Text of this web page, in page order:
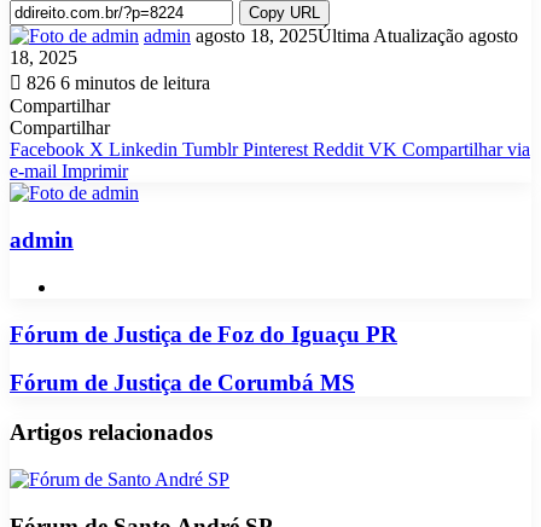
Copy URL
admin Mande
e-
agosto 18, 2025Última Atualização agosto
18, 2025
826 6 minutos de leitura
Compartilhar
Facebook
X
Linkedin
Tumblr
Pinterest
Reddit
VK
OK
Pocket
Skype
Messenger
Messenger
WhatsApp
Telegram
Viber
Line
Compartilhar
via
e-
mail
Imprimir
Compartilhar
Facebook X Linkedin Tumblr Pinterest Reddit VK Compartilhar via
e-mail Imprimir
admin
Fórum
Justiça
de
do
PR
Fórum de Justiça de Foz do Iguaçu PR
Fórum
Justiça
de
Corumbá
MS
Fórum de Justiça de Corumbá MS
Artigos relacionados